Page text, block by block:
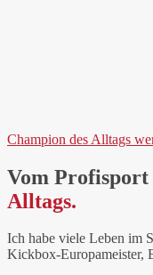
Champion des Alltags
Vom Profisport
Alltags.
Ich habe viele Leben im
Kickbox-Europameister,